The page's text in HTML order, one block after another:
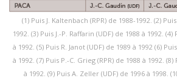
(1) Puis J. Kaltenbach (RPR) de 1988-1992. (2)
1992. (3) Puis J.-P. Raffarin (UDF) de 1988 à 1992.
à 1992. (5) Puis R. Janot (UDF) de 1989 à 1992 (6)
à 1992. (7) Puis P.-C. Grieg (RPR) de 1988 à 1992.
à 1992. (9) Puis A. Zeller (UDF) de 1996 à 1998.